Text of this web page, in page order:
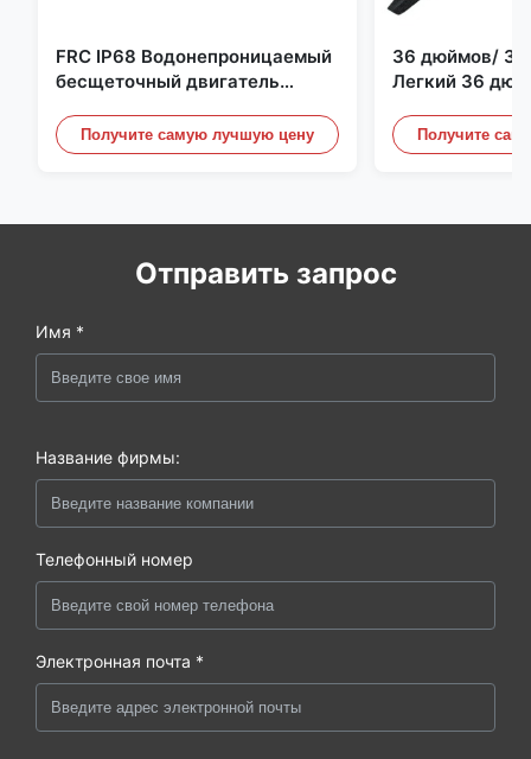
FRC IP68 Водонепроницаемый
бесщеточный двигатель
4 кВт 45 кг Упор для лодки для
серфинга Подводное
Получите самую лучшую цену
36 дюймов/
Легкий 36
Пропеллерные
Дронного
Получите
Отправить запрос
Имя *
Название фирмы:
Телефонный номер
Электронная почта *